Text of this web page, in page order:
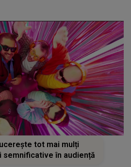
tot mai mulți
în audiență